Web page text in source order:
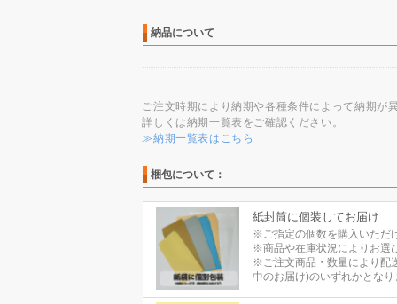
納品について
ご注文時期により納期や各種条件によって納期が
詳しくは納期一覧表をご確認ください。
≫納期一覧表はこちら
梱包について：
紙封筒に個装してお届け
※ご指定の個数を購入いただ
※商品や在庫状況によりお選
※ご注文商品・数量により配
中のお届け)のいずれかとなり